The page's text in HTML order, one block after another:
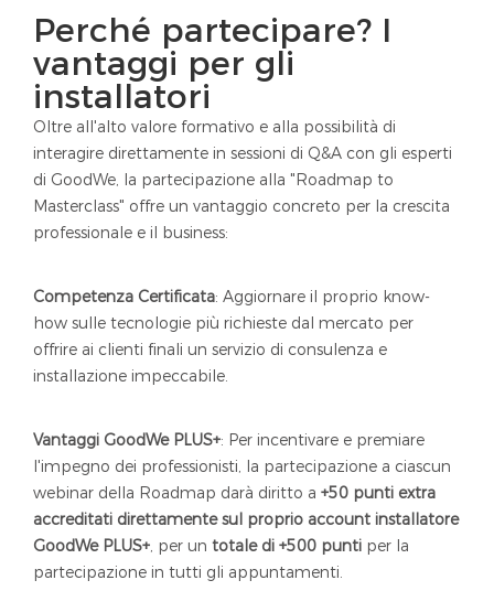
Perché partecipare? I
vantaggi per gli
installatori
Oltre all'alto valore formativo e alla possibilità di
interagire direttamente in sessioni di Q&A con gli esperti
di GoodWe, la partecipazione alla "Roadmap to
Masterclass" offre un vantaggio concreto per la crescita
professionale e il business:
Competenza Certificata: Aggiornare il proprio know-
how sulle tecnologie più richieste dal mercato per
offrire ai clienti finali un servizio di consulenza e
installazione impeccabile.
Vantaggi GoodWe PLUS+: Per incentivare e premiare
l'impegno dei professionisti, la partecipazione a ciascun
webinar della Roadmap darà diritto a +50 punti extra
accreditati direttamente sul proprio account installatore
GoodWe PLUS+, per un totale di +500 punti per la
partecipazione in tutti gli appuntamenti.